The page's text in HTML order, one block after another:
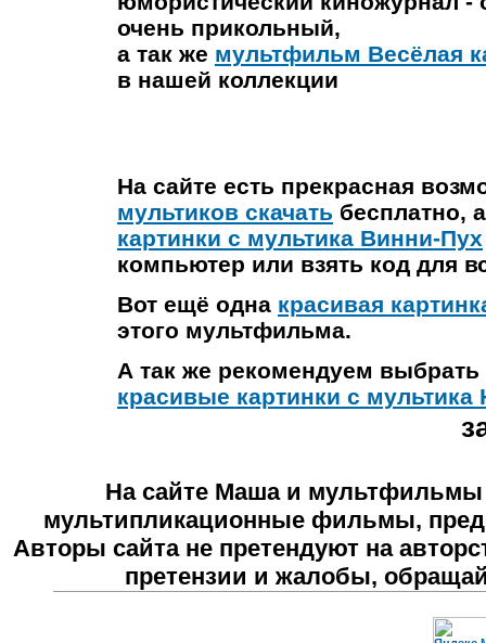
очень прикольный,
а так же мультфильм Весёлая
в нашей коллекции
На сайте есть прекрасная
мультиков скачать бесплатно,
картинки с мультика Винни-Пух
компьютер или взять код для
Вот ещё одна красивая
этого мультфильма.
А так же рекомендуем выбрать
красивые картинки с мультика
На сайте Маша и мультфильмы
мультипликационные фильмы,
Авторы сайта не претендуют на
претензии и жалобы,